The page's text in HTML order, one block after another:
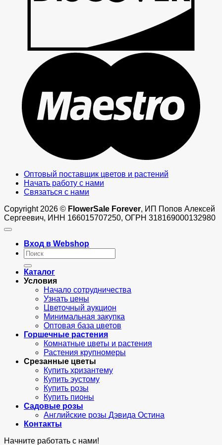
Оптовый поставщик цветов и растений
Начать работу с нами
Связаться с нами
Copyright 2026 © FlowerSale Forever, ИП Попов Алексей
Сергеевич, ИНН 166015707250, ОГРН 318169000132980
Вход в Webshop
Искать:
Каталог
Условия
Начало сотрудничества
Узнать цены
Цветочный аукцион
Минимальная закупка
Оптовая база цветов
Горшечные растения
Комнатные цветы и растения
Растения крупномеры
Срезанные цветы
Купить хризантему
Купить эустому
Купить розы
Купить пионы
Садовые розы
Английские розы Дэвида Остина
Контакты
Начните работать с нами!